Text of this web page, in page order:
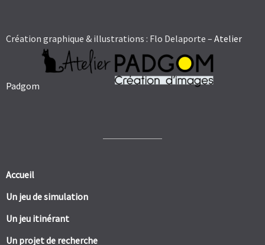
Création graphique & illustrations : Flo Delaporte – Atelier
Padgom
Accueil
Un jeu de simulation
Un jeu itinérant
Un projet de recherche